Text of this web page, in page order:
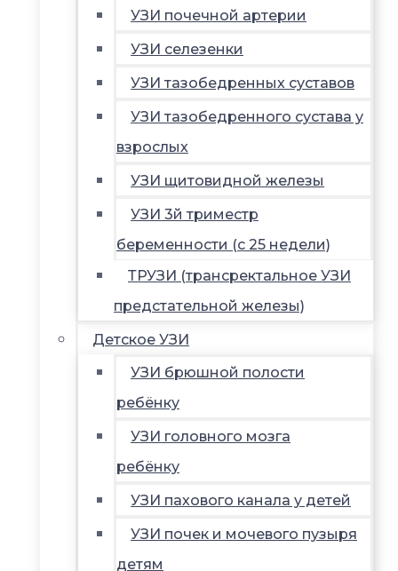
УЗИ почечной артерии
УЗИ селезенки
УЗИ тазобедренных суставов
УЗИ тазобедренного сустава у
взрослых
УЗИ щитовидной железы
УЗИ 3й триместр
беременности (с 25 недели)
ТРУЗИ (трансректальное УЗИ
предстательной железы)
Детское УЗИ
УЗИ брюшной полости
ребёнку
УЗИ головного мозга
ребёнку
УЗИ пахового канала у детей
УЗИ почек и мочевого пузыря
детям